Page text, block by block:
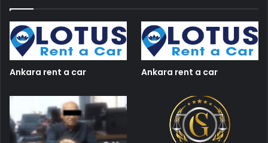
Ankara rent a car Ankara rent a car